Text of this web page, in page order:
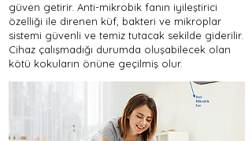
güven getirir. Anti-mikrobik fanın iyileştirici
özelliği ile direnen küf, bakteri ve mikroplar
sistemi güvenli ve temiz tutacak sekilde giderilir.
Cihaz çalışmadığı durumda oluşabilecek olan
kötü kokuların önüne geçilmiş olur.